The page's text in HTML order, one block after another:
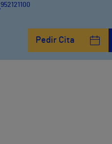
952121100
Avenida Pintor Sorolla, 2
Pedir Cita